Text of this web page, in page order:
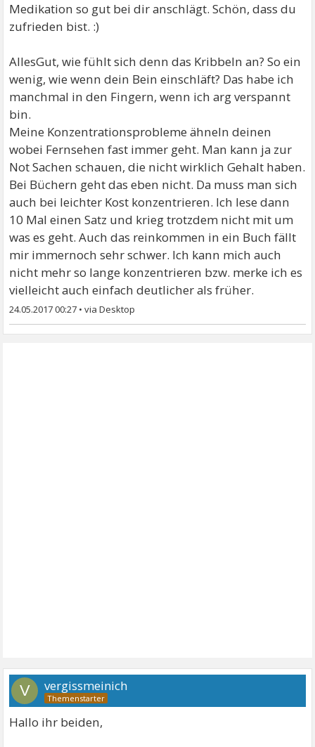
Medikation so gut bei dir anschlägt. Schön, dass du
zufrieden bist. :)
AllesGut, wie fühlt sich denn das Kribbeln an? So ein
wenig, wie wenn dein Bein einschläft? Das habe ich
manchmal in den Fingern, wenn ich arg verspannt
bin.
Meine Konzentrationsprobleme ähneln deinen
wobei Fernsehen fast immer geht. Man kann ja zur
Not Sachen schauen, die nicht wirklich Gehalt haben.
Bei Büchern geht das eben nicht. Da muss man sich
auch bei leichter Kost konzentrieren. Ich lese dann
10 Mal einen Satz und krieg trotzdem nicht mit um
was es geht. Auch das reinkommen in ein Buch fällt
mir immernoch sehr schwer. Ich kann mich auch
nicht mehr so lange konzentrieren bzw. merke ich es
vielleicht auch einfach deutlicher als früher.
24.05.2017 00:27 •
V vergissmeinich
Hallo ihr beiden,